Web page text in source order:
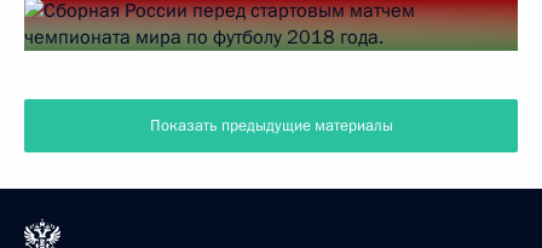
Показать предыдущие материалы